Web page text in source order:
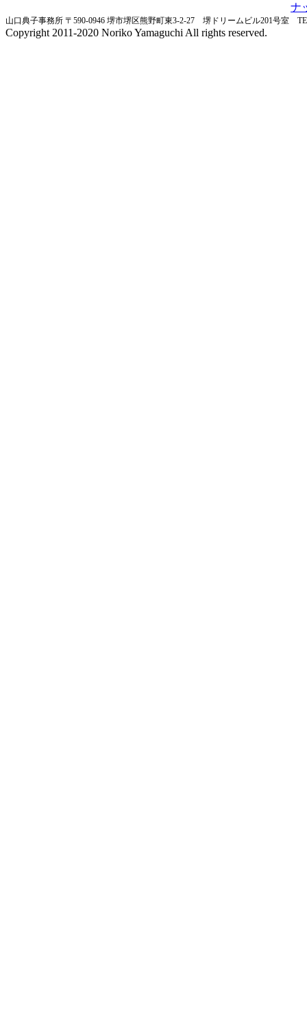
ナ
山口典子事務所 〒590-0946 堺市堺区熊野町東3-2-27 堺ドリームビル201号室
Copyright 2011-2020 Noriko Yamaguchi All rights reserved.